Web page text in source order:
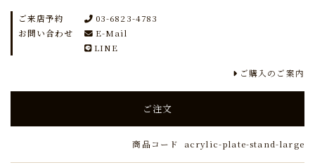
ご来店予約
お問い合わせ
03-6823-4783
E-Mail
LINE
ご購入のご案内
ご注文
商品コード acrylic-plate-stand-large